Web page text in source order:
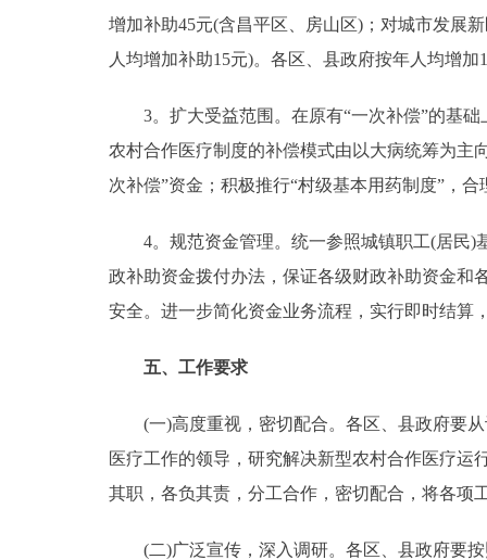
增加补助45元(含昌平区、房山区)；对城市发展
人均增加补助15元)。各区、县政府按年人均增
3。扩大受益范围。在原有“一次补偿”的基础
农村合作医疗制度的补偿模式由以大病统筹为主
次补偿”资金；积极推行“村级基本用药制度”，
4。规范资金管理。统一参照城镇职工(居民)
政补助资金拨付办法，保证各级财政补助资金和
安全。进一步简化资金业务流程，实行即时结算
五、工作要求
(一)高度重视，密切配合。各区、县政府要从
医疗工作的领导，研究解决新型农村合作医疗
其职，各负其责，分工合作，密切配合，将各项
(二)广泛宣传，深入调研。各区、县政府要按